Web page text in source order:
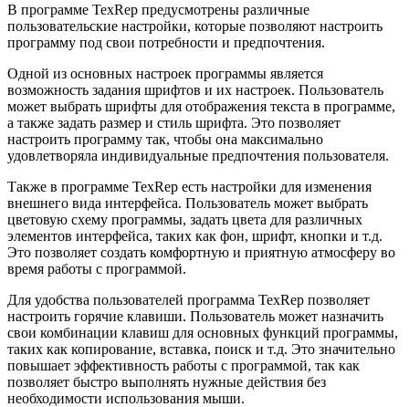
В программе TexRep предусмотрены различные
пользовательские настройки, которые позволяют настроить
программу под свои потребности и предпочтения.
Одной из основных настроек программы является
возможность задания шрифтов и их настроек. Пользователь
может выбрать шрифты для отображения текста в программе,
а также задать размер и стиль шрифта. Это позволяет
настроить программу так, чтобы она максимально
удовлетворяла индивидуальные предпочтения пользователя.
Также в программе TexRep есть настройки для изменения
внешнего вида интерфейса. Пользователь может выбрать
цветовую схему программы, задать цвета для различных
элементов интерфейса, таких как фон, шрифт, кнопки и т.д.
Это позволяет создать комфортную и приятную атмосферу во
время работы с программой.
Для удобства пользователей программа TexRep позволяет
настроить горячие клавиши. Пользователь может назначить
свои комбинации клавиш для основных функций программы,
таких как копирование, вставка, поиск и т.д. Это значительно
повышает эффективность работы с программой, так как
позволяет быстро выполнять нужные действия без
необходимости использования мыши.